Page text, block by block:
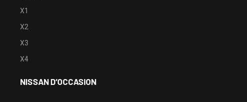
X1
X2
X3
X4
NISSAN D’OCCASION